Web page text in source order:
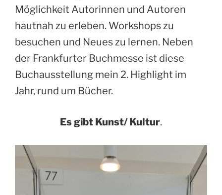
Möglichkeit Autorinnen und Autoren
hautnah zu erleben. Workshops zu
besuchen und Neues zu lernen. Neben
der Frankfurter Buchmesse ist diese
Buchausstellung mein 2. Highlight im
Jahr, rund um Bücher.
Es gibt Kunst/ Kultur.